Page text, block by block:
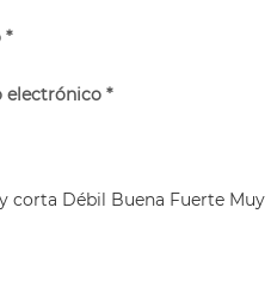
*
electrónico *
corta Débil Buena Fuerte Muy